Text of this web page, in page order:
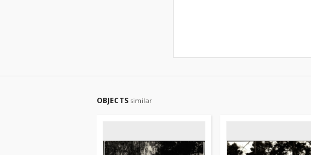
OBJECTS similar